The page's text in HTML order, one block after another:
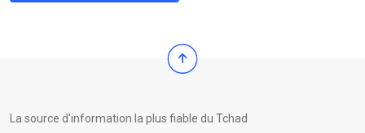
La source d'information la plus fiable du Tchad